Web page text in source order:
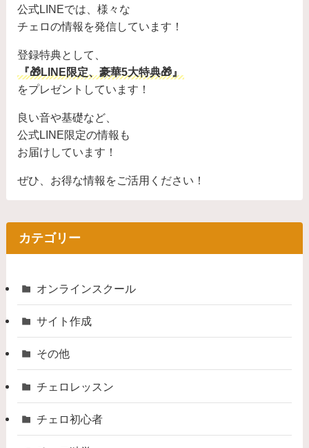
公式LINEでは、様々な
チェロの情報を発信しています！
登録特典として、
『🎁LINE限定、豪華5大特典🎁』
をプレゼントしています！
良い音や基礎など、
公式LINE限定の情報も
お届けしています！
ぜひ、お得な情報をご活用ください！
カテゴリー
オンラインスクール
サイト作成
その他
チェロレッスン
チェロ初心者